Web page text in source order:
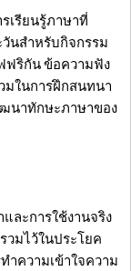
เรียนรู้ภาษาที่
วันสำหรับกิจกรรม
ฟริกัน ข้อความฟัง
มในการฝึกสนทนา
ฒนาทักษะภาษาของ
ละการใช้งานจริง
วมไว้ในประโยค
ำความเข้าใจความ